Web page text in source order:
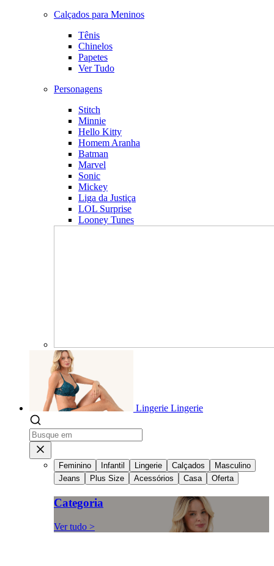
Calçados para Meninos
Tênis
Chinelos
Papetes
Ver Tudo
Personagens
Stitch
Minnie
Hello Kitty
Homem Aranha
Batman
Marvel
Sonic
Mickey
Liga da Justiça
LOL Surprise
Looney Tunes
Lingerie Lingerie
Feminino Infantil Lingerie Calçados
Masculino
Jeans
Plus Size Acessórios Casa Oferta
Categoria
Ver tudo >